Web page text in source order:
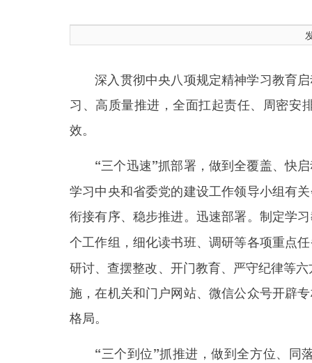
深入贯彻中央八项规定精神学习教育启
习、高质量推进，全面扛起责任、周密安
效。
“三个迅速”抓部署，做到全覆盖、快
学习中央和省委党的建设工作领导小组有
衔接有序、稳步推进。 迅速部署。 制定学
个工作组，细化读书班、调研等各项重点
研讨、查摆整改、开门教育、严守纪律等
施，在机关和门户网站、微信公众号开辟
格局。
“三个到位”抓推进，做到全方位、同